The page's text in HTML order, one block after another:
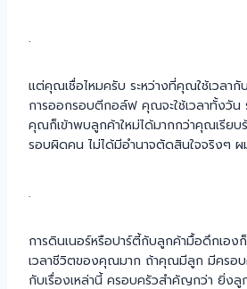
.
แต่คุณเชื่อไหมครับ ระหว่างที่คุณใช้เวลากั
การออกรอบตีกอล์ฟ คุณจะใช้เวลาทั้งวัน
คุณก็เข้าพบลูกค้าใหม่ได้มากกว่าคุณเรีย
รอบผิดคน ไม่ได้มีอำนาจตัดสินใจจริงๆ ผ
.
การดินเนอร์หรือปาร์ตี้กับลูกค้ามื้อดึกเอง
เวลาชีวิตของคุณมาก ถ้าคุณมีลูก มีครอบ
กับเรื่องเหล่านี้ ครอบครัวสำคัญกว่า ยิ่งลู